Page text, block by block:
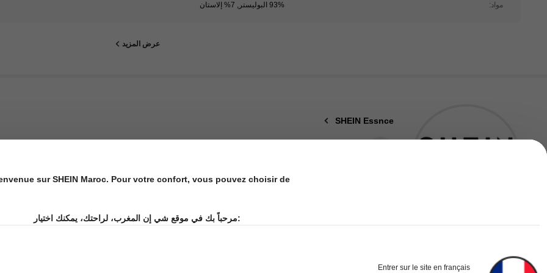
مواد: 93% البوليستر, 7% إلاستان
عرض المزيد
SHEIN Essnce
5***7 تتصفح
إعادة الشراء من 5.8M
sur SHEIN Maroc. Pour votre confort, vous pouvez choisir de :
مرحباً بك في موقع شي إن المغرب، لراحتك، يمكنك اختيار:
Entrer sur le site en français